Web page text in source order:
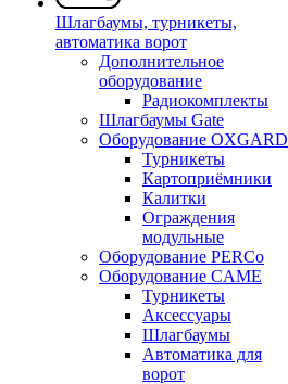
Шлагбаумы, турникеты,
автоматика ворот
Дополнительное
оборудование
Радиокомплекты
Шлагбаумы Gate
Оборудование OXGARD
Турникеты
Картоприёмники
Калитки
Ограждения
модульные
Оборудование PERCo
Оборудование CAME
Турникеты
Аксессуары
Шлагбаумы
Автоматика для
ворот